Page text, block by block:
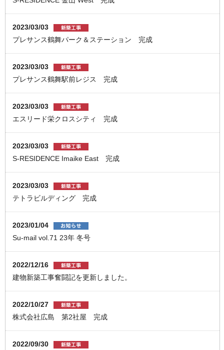
2023/03/03
プレサンス鶴舞パーク＆ステーション 完成
2023/03/03
プレサンス鶴舞駅前レジス 完成
2023/03/03
エスリード栄クロスシティ 完成
2023/03/03
S-RESIDENCE Imaike East 完成
2023/03/03
テトラビルディング 完成
2023/01/04
Su-mail vol.71 23年 冬号
2022/12/16
建物新築工事奮闘記を更新しました。
2022/10/27
株式会社広島 第2社屋 完成
2022/09/30